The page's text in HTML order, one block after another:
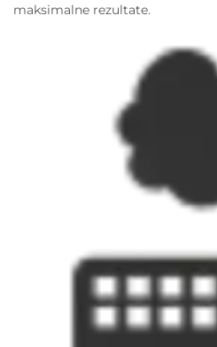
maksimalne rezultate.